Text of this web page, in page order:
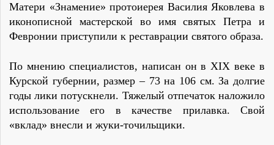
Матери «Знамение» протоиерея Василия Яковлева в
иконописной мастерской во имя святых Петра и
Февронии приступили к реставрации святого образа.
По мнению специалистов, написан он в XIX веке в
Курской губернии, размер – 73 на 106 см. За долгие
годы лики потускнели. Тяжелый отпечаток наложило
использование его в качестве прилавка. Свой
«вклад» внесли и жуки-точильщики.